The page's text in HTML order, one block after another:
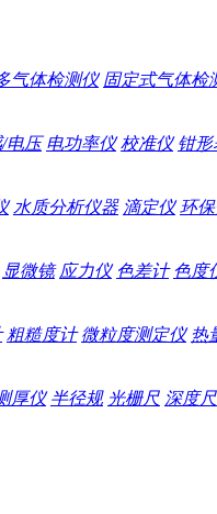
气体检测仪 固定式气体检
电压 电功率仪 校准仪 钳形
水质分析仪器 滴定仪 环
显微镜 应力仪 色差计 色度
粗糙度计 微粒度测定仪 热
厚仪 半径规 光栅尺 深度尺